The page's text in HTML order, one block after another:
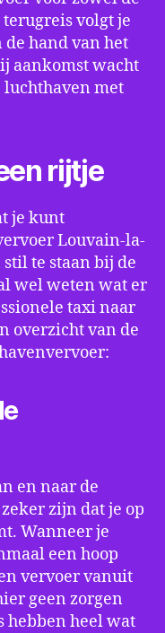
volgt je
hand van het
aankomst wacht
met
rijtje
je kunt
Louvain-la-
te staan bij de
wel weten wat er
taxi naar
overzicht van de
en naar de
zijn dat je op
Wanneer je
een hoop
vervoer vanuit
geen zorgen
hebben heel wat